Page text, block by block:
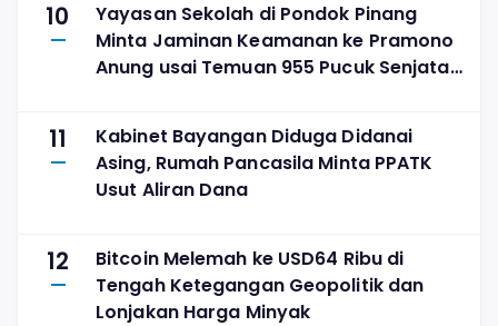
10
Yayasan Sekolah di Pondok Pinang
Minta Jaminan Keamanan ke Pramono
Anung usai Temuan 955 Pucuk Senjata
11
Kabinet Bayangan Diduga Didanai
Asing, Rumah Pancasila Minta PPATK
Usut Aliran Dana
12
Bitcoin Melemah ke USD64 Ribu di
Tengah Ketegangan Geopolitik dan
Lonjakan Harga Minyak